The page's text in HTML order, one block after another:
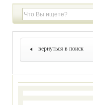
вернуться в поиск